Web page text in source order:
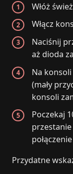
Włóż
Włącz
Naciśnij
aż dioda
Na
(mały
konsoli
Poczekaj
przestanie
Przydatne